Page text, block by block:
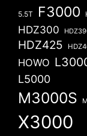
5.5T F3000
HDZ300
HDZ425
HOWO
L5000
M3000S
X3000